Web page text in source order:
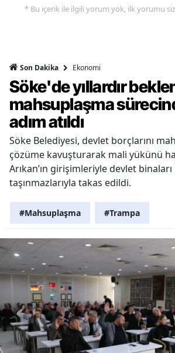
* Bu içerik ile ilgili yorum yok, ilk yorumu siz
Son Dakika Ekonomi
Söke'de yıllardır
mahsuplaşma
adım atıldı
Söke Belediyesi, devlet borçlarını
çözüme kavuşturarak mali yükünü
Arıkan’ın girişimleriyle devlet
taşınmazlarıyla takas edildi.
#Mahsuplaşma #Trampa